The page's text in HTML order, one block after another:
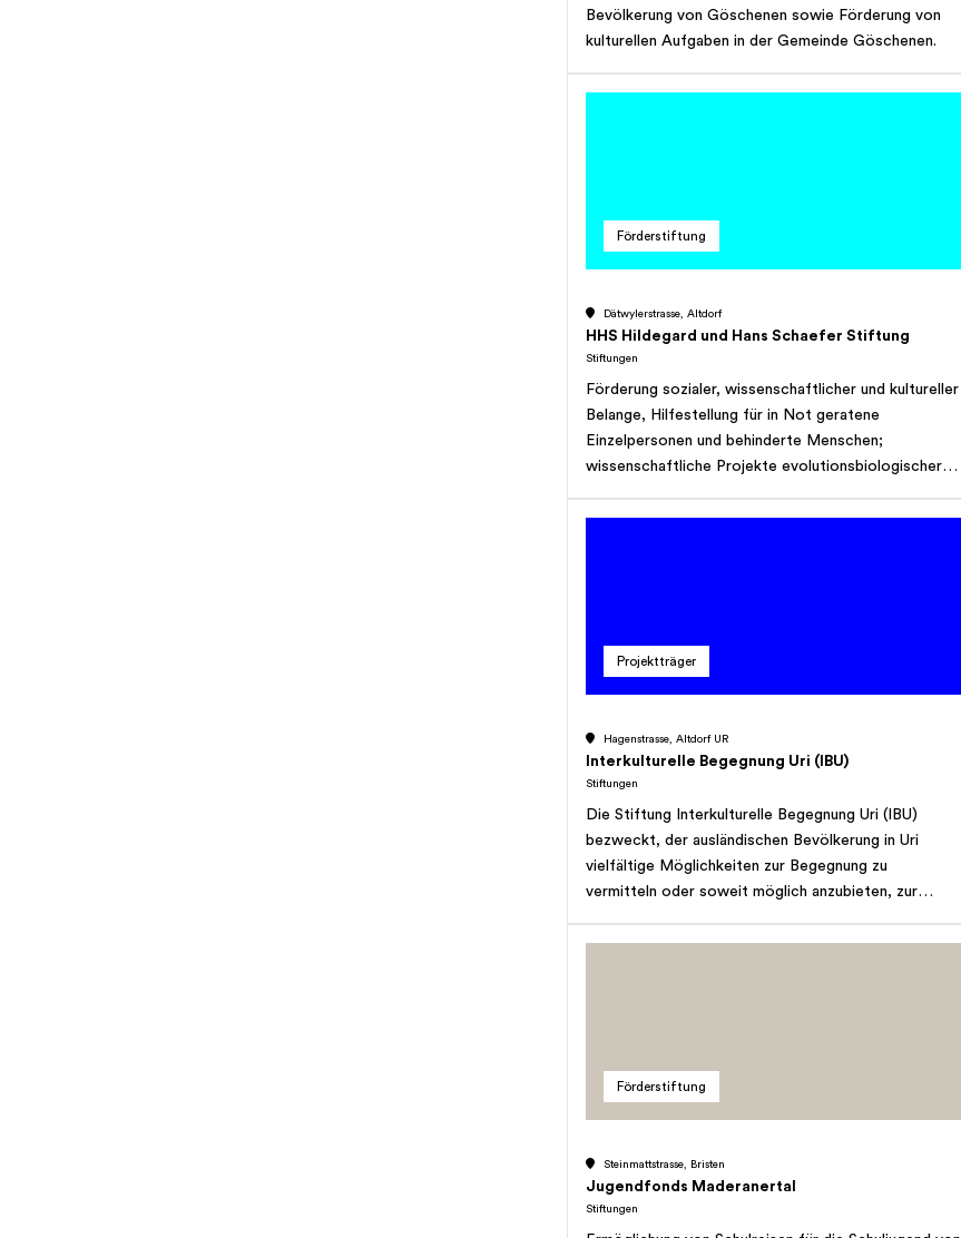
Bevölkerung von Göschenen sowie Förderung von
kulturellen Aufgaben in der Gemeinde Göschenen.
Förderstiftung
Dätwylerstrasse, Altdorf
HHS Hildegard und Hans Schaefer Stiftung
Stiftungen
Förderung sozialer, wissenschaftlicher und kultureller
Belange, Hilfestellung für in Not geratene
Einzelpersonen und behinderte Menschen;
wissenschaftliche Projekte evolutionsbiologischer
Naturschutzmassnahmen.
Projektträger
Hagenstrasse, Altdorf UR
Interkulturelle Begegnung Uri (IBU)
Stiftungen
Die Stiftung Interkulturelle Begegnung Uri (IBU)
bezweckt, der ausländischen Bevölkerung in Uri
vielfältige Möglichkeiten zur Begegnung zu
vermitteln oder soweit möglich anzubieten, zur
fremden Bevölkerungsgruppen beizutragen sowie
unterstützen, die geeignet sind, zur Vertiefung des
gegenseitigen Verständnisses und zum guten
Einvernehmen unter einheimischer und ausländischer
letztgenannten beizutragen.
Förderstiftung
Steinmattstrasse, Bristen
Jugendfonds Maderanertal
Stiftungen